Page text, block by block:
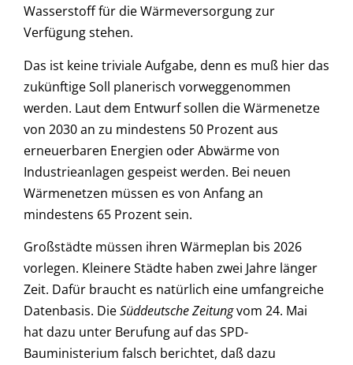
Wasserstoff für die Wärmeversorgung zur
Verfügung stehen.
Das ist keine triviale Aufgabe, denn es muß hier das
zukünftige Soll planerisch vorweggenommen
werden. Laut dem Entwurf sollen die Wärmenetze
von 2030 an zu mindestens 50 Prozent aus
erneuerbaren Energien oder Abwärme von
Industrieanlagen gespeist werden. Bei neuen
Wärmenetzen müssen es von Anfang an
mindestens 65 Prozent sein.
Großstädte müssen ihren Wärmeplan bis 2026
vorlegen. Kleinere Städte haben zwei Jahre länger
Zeit. Dafür braucht es natürlich eine umfangreiche
Datenbasis. DieSüddeutsche Zeitungvom 24. Mai
hat dazu unter Berufung auf das SPD-
Bauministerium falsch berichtet, daß dazu